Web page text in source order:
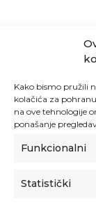
Kako bismo pružili
kolačića za
na ove tehnologije
ponašanje
Funkcionalni
Statistički